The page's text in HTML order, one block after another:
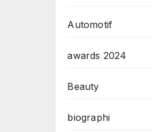
Automotif
awards 2024
Beauty
biographi